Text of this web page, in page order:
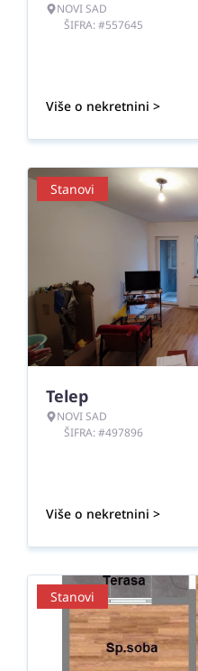
NOVI SAD
ŠIFRA: #557645
Više o nekretnini >
Stanovi
Telep
NOVI SAD
ŠIFRA: #497896
Više o nekretnini >
Stanovi